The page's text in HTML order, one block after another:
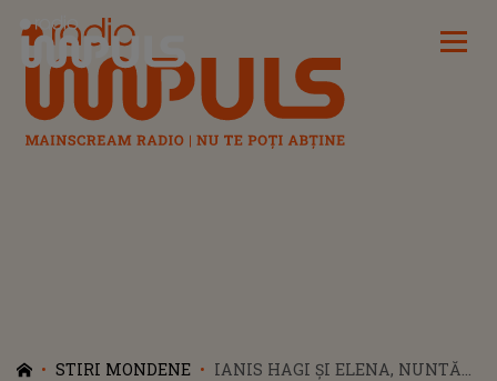
Radio Impuls
STIRI MONDENE
IANIS HAGI ȘI ELENA, NUNTĂ